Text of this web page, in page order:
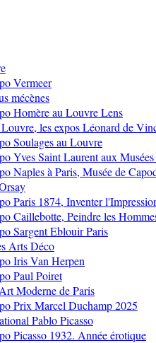
Vermeer
mécènes
Homère au Louvre Lens
les expos Léonard de
Soulages au Louvre
Yves Saint Laurent aux
Naples à Paris, Musée de
Paris 1874, Inventer
Caillebotte, Peindre les
Sargent Eblouir Paris
Arts Déco
Iris Van Herpen
Paul Poiret
Moderne de Paris
Prix Marcel Duchamp 2025
Pablo Picasso
Picasso 1932. Année érotique